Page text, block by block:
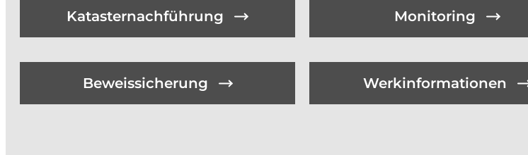
Katasternachführung Monitoring
Beweissicherung Werkinformationen